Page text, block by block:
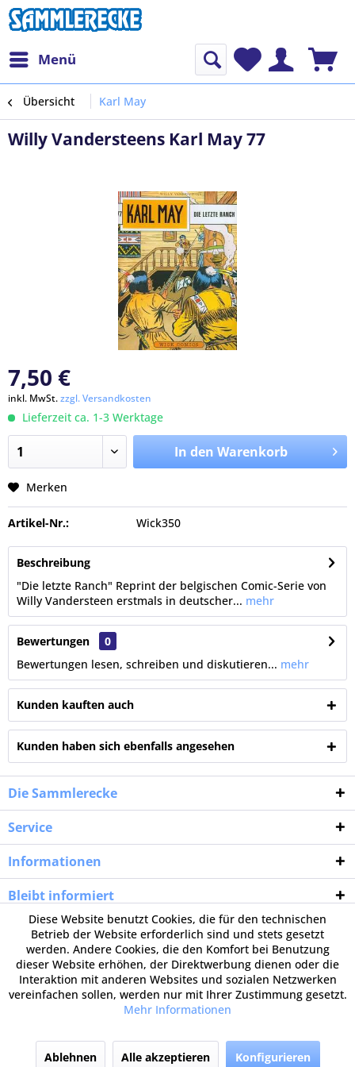
Menü
Übersicht Karl May
Willy Vandersteens Karl May 77
7,50 €
inkl. MwSt.zzgl. Versandkosten
Lieferzeit ca. 1-3 Werktage
In den Warenkorb
Merken
Artikel-Nr.: Wick350
Beschreibung
"Die letzte Ranch" Reprint der belgischen Comic-Serie von
Willy Vandersteen erstmals in deutscher... mehr
Bewertungen
0
Bewertungen lesen, schreiben und diskutieren... mehr
Kunden kauften auch
Kunden haben sich ebenfalls angesehen
Die Sammlerecke
Service
Informationen
Bleibt informiert
Diese Website benutzt Cookies, die für den technischen
Betrieb der Website erforderlich sind und stets gesetzt
werden. Andere Cookies, die den Komfort bei Benutzung
dieser Website erhöhen, der Direktwerbung dienen oder die
Interaktion mit anderen Websites und sozialen Netzwerken
vereinfachen sollen, werden nur mit Ihrer Zustimmung gesetzt.
Mehr Informationen
Ablehnen Alle akzeptieren Konfigurieren